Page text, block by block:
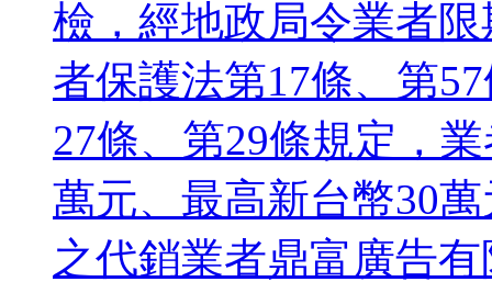
檢，經地政局令業者
者保護法第17條、第
27條、第29條規定，
萬元、最高新台幣30
之代銷業者鼎富廣告